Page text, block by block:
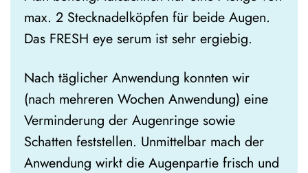
max. 2 Stecknadelköpfen für beide Augen.
Das FRESH eye serum ist sehr ergiebig.
Nach täglicher Anwendung konnten wir
(nach mehreren Wochen Anwendung) eine
Verminderung der Augenringe sowie
Schatten feststellen. Unmittelbar mach der
Anwendung wirkt die Augenpartie frisch und